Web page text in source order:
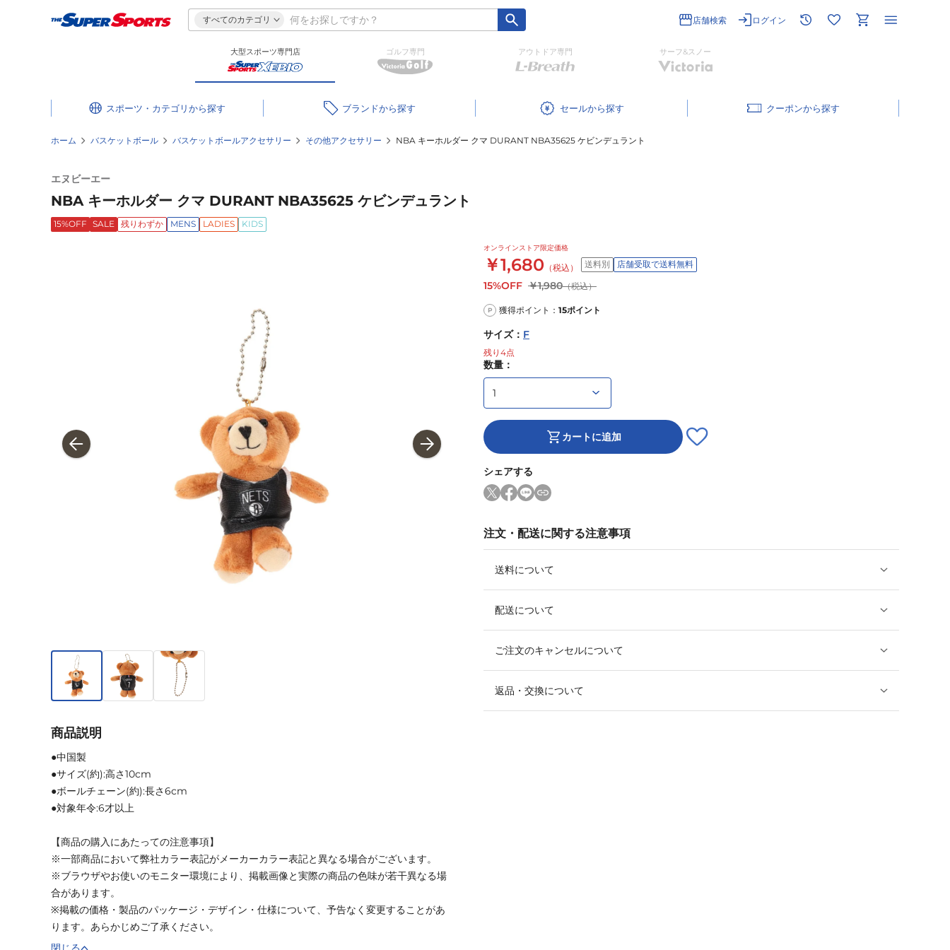
すべてのカテゴリ 店舗検索 ログイン
大型スポーツ専門店 ゴルフ専門 アウトドア専門 サーフ&スノー
スポーツ・カテゴリ ブランド セール クーポン
ホーム バスケットボール バスケットボールアクセサリー その他アクセサリー NBA キーホルダー クマ DURANT NBA35625 ケビンデュラント
エヌビーエー
NBA キーホルダー クマ DURANT NBA35625 ケビンデュラント
15%OFF SALE 残りわずか MENS LADIES KIDS
オンラインストア限定価格
￥1,680 （税込） 送料別 店舗受取で送料無料
15%OFF ￥1,980（税込）
P 獲得ポイント： 15ポイント
サイズ： F
残り 4点
数量：
カートに追加
シェアする
注文・配送に関する注意事項
送料について
配送について
ご注文のキャンセルについて
返品・交換について
商品説明
●中国製
●サイズ(約):高さ10cm
●ボールチェーン(約):長さ6cm
●対象年令:6才以上
【商品の購入にあたっての注意事項】
※一部商品において弊社カラー表記がメーカーカラー表記と異なる場合がございます。
※ブラウザやお使いのモニター環境により、掲載画像と実際の商品の色味が若干異なる場
合があります。
※掲載の価格・製品のパッケージ・デザイン・仕様について、予告なく変更することがあ
ります。あらかじめご了承ください。